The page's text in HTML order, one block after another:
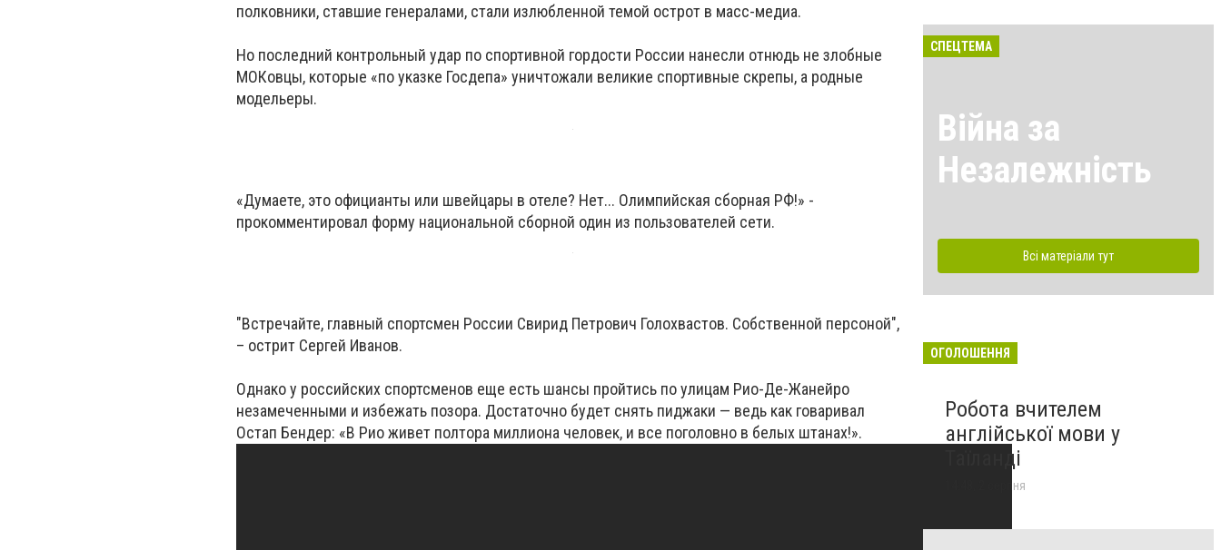
полковники, ставшие генералами, стали излюбленной темой острот в масс-медиа.
Но последний контрольный удар по спортивной гордости России нанесли отнюдь не злобные
МОКовцы, которые «по указке Госдепа» уничтожали великие спортивные скрепы, а родные
модельеры.
«Думаете, это официанты или швейцары в отеле? Нет... Олимпийская сборная РФ!» -
прокомментировал форму национальной сборной один из пользователей сети.
"Встречайте, главный спортсмен России Свирид Петрович Голохвастов. Собственной персоной",
– острит Сергей Иванов.
Однако у российских спортсменов еще есть шансы пройтись по улицам Рио-Де-Жанейро
незамеченными и избежать позора. Достаточно будет снять пиджаки — ведь как говаривал
Остап Бендер: «В Рио живет полтора миллиона человек, и все поголовно в белых штанах!».
СПЕЦТЕМА
Війна за
Незалежність
Всі матеріали тут
ОГОЛОШЕННЯ
Робота вчителем
англійської мови у
Таїланді
14:48, 2 серпня